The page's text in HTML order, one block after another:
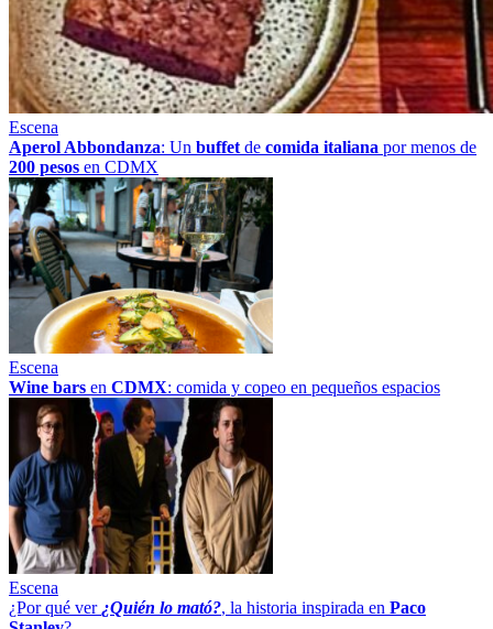
Escena
Aperol Abbondanza: Un buffet de comida italiana por menos de
200 pesos en CDMX
Escena
Wine bars en CDMX: comida y copeo en pequeños espacios
Escena
¿Por qué ver ¿Quién lo mató?, la historia inspirada en Paco